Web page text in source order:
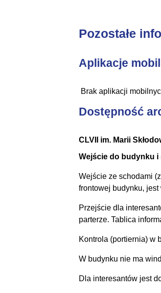
Pozostałe
Aplikacje
Brak aplikacji
Dostępność
CLVII im. Marii
Wejście do budynku i
Wejście ze schodami
frontowej budynku,
Przejście dla
parterze. Tablica
Kontrola (portiernia) w
W budynku nie ma
Dla interesantów jest